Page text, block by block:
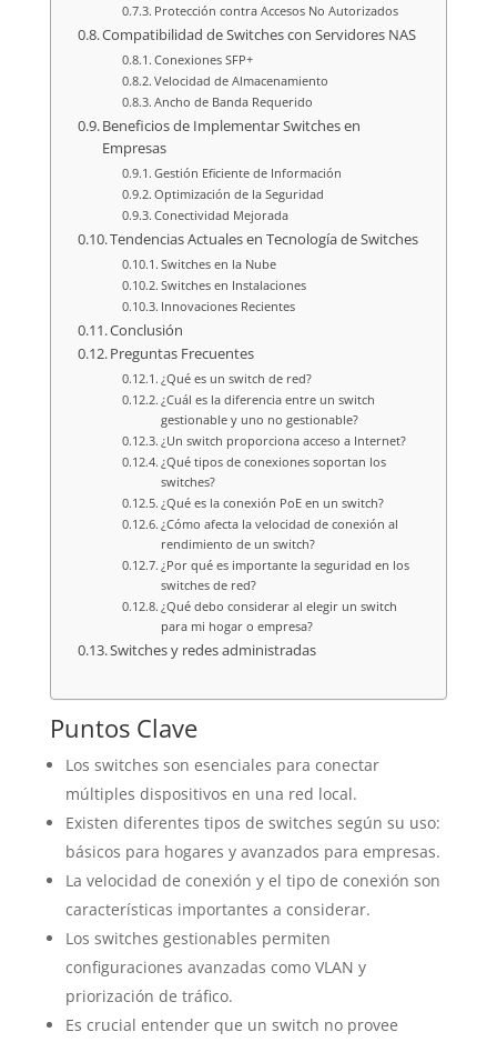
Protección contra Accesos No Autorizados
Compatibilidad de Switches con Servidores NAS
Conexiones SFP+
Velocidad de Almacenamiento
Ancho de Banda Requerido
Beneficios de Implementar Switches en
Empresas
Gestión Eficiente de Información
Optimización de la Seguridad
Conectividad Mejorada
Tendencias Actuales en Tecnología de Switches
Switches en la Nube
Switches en Instalaciones
Innovaciones Recientes
Conclusión
Preguntas Frecuentes
¿Qué es un switch de red?
¿Cuál es la diferencia entre un switch
gestionable y uno no gestionable?
¿Un switch proporciona acceso a Internet?
¿Qué tipos de conexiones soportan los
switches?
¿Qué es la conexión PoE en un switch?
¿Cómo afecta la velocidad de conexión al
rendimiento de un switch?
¿Por qué es importante la seguridad en los
switches de red?
¿Qué debo considerar al elegir un switch
para mi hogar o empresa?
Switches y redes administradas
Puntos Clave
Los switches son esenciales para conectar
múltiples dispositivos en una red local.
Existen diferentes tipos de switches según su uso:
básicos para hogares y avanzados para empresas.
La velocidad de conexión y el tipo de conexión son
características importantes a considerar.
Los switches gestionables permiten
configuraciones avanzadas como VLAN y
priorización de tráfico.
Es crucial entender que un switch no provee